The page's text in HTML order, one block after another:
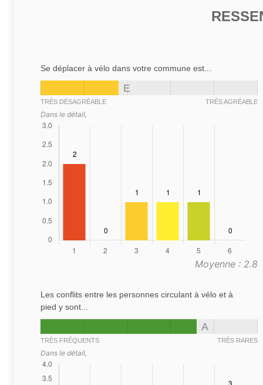
Se déplacer à vélo dans votre commune est...
E
TRÈS DÉSAGRÉABLE TRÈS AGRÉABLE
Dans le détail,
Moyenne : 2.8
Les conflits entre les personnes circulant à vélo et à
pied y sont...
A
TRÈS FRÉQUENTS TRÈS RARES
Dans le détail,